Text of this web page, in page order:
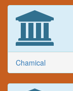
Chamical